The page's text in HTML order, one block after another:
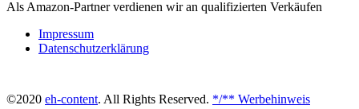
Als Amazon-Partner verdienen wir an qualifizierten Verkäufen
Impressum
Datenschutzerklärung
©2020 eh-content. All Rights Reserved. */** Werbehinweis